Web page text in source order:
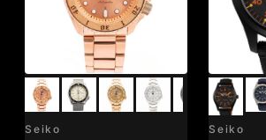
Seiko Seiko